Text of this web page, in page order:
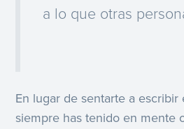
a lo que otras
En lugar de sentarte a escribir
siempre has tenido en mente